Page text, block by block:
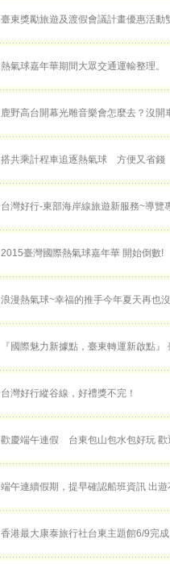
臺東獎勵旅遊及渡假會議計畫優惠活動
熱氣球嘉年華期間大眾交通運輸整理。
鹿野高台開幕光雕音樂會怎麼去？沒開
搭共乘計程車追逐熱氣球 方便又省錢
台灣好行-東部海岸線旅遊新服務~導覽
2015臺灣國際熱氣球嘉年華 開始倒數!
浪漫熱氣球~幸福的推手今年夏天再也
『國際魅力新據點，臺東轉運新啟點』
台灣好行縱谷線，好禮獎不完！
歡慶端午連假 台東包山包水包好玩 歡
端午連續假期，提早確認船班資訊 出遊
香港最大康泰旅行社台東主題館6/9完成